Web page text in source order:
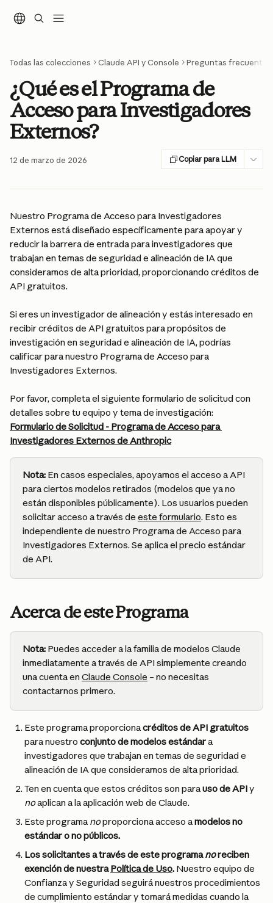
Todas las colecciones Claude API y Console Preguntas frecuentes
¿Qué es el Programa de
Acceso para Investigadores
Externos?
12 de marzo de 2026 Copiar para LLM
Nuestro Programa de Acceso para Investigadores
Externos está diseñado específicamente para apoyar y
reducir la barrera de entrada para investigadores que
trabajan en temas de seguridad e alineación de IA que
consideramos de alta prioridad, proporcionando créditos de
API gratuitos.
Si eres un investigador de alineación y estás interesado en
recibir créditos de API gratuitos para propósitos de
investigación en seguridad e alineación de IA, podrías
calificar para nuestro Programa de Acceso para
Investigadores Externos.
Por favor, completa el siguiente formulario de solicitud con
detalles sobre tu equipo y tema de investigación:
Formulario de Solicitud - Programa de Acceso para
Investigadores Externos de Anthropic
Nota: En casos especiales, apoyamos el acceso a API
para ciertos modelos retirados (modelos que ya no
están disponibles públicamente). Los usuarios pueden
solicitar acceso a través de este formulario. Esto es
independiente de nuestro Programa de Acceso para
Investigadores Externos. Se aplica el precio estándar
de API.
Acerca de este Programa
Nota: Puedes acceder a la familia de modelos Claude
inmediatamente a través de API simplemente creando
una cuenta en Claude Console – no necesitas
contactarnos primero.
Este programa proporciona créditos de API gratuitos
para nuestro conjunto de modelos estándar a
investigadores que trabajan en temas de seguridad e
alineación de IA que consideramos de alta prioridad.
Ten en cuenta que estos créditos son para uso de API y
no aplican a la aplicación web de Claude.
Este programa no proporciona acceso a modelos no
estándar o no públicos.
Los solicitantes a través de este programa no reciben
exención de nuestra Política de Uso. Nuestro equipo de
Confianza y Seguridad seguirá nuestros procedimientos
de cumplimiento estándar y tomará medidas cuando la